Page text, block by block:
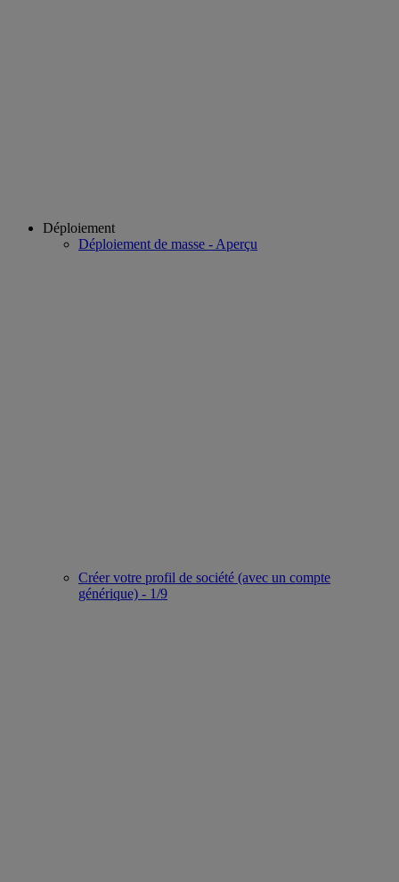
Déploiement
Déploiement de masse - Aperçu
Créer votre profil de société (avec un compte
générique) - 1/9